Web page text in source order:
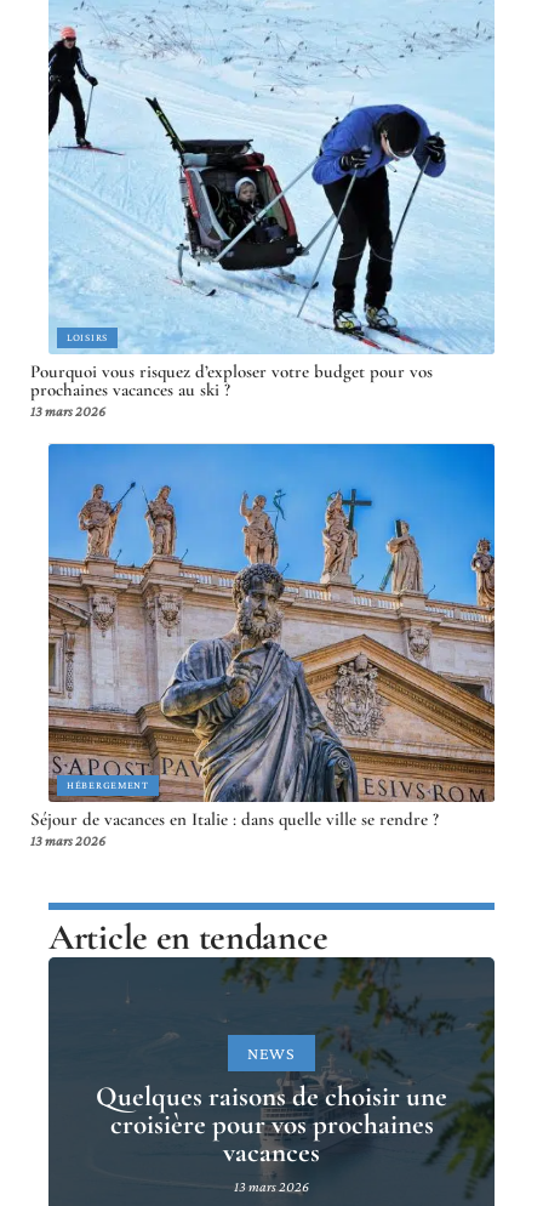
LOISIRS
Pourquoi vous risquez d’exploser votre budget pour vos
prochaines vacances au ski ?
13 mars 2026
HÉBERGEMENT
Séjour de vacances en Italie : dans quelle ville se rendre ?
13 mars 2026
Article en tendance
NEWS
Quelques raisons de choisir une
croisière pour vos prochaines
vacances
13 mars 2026